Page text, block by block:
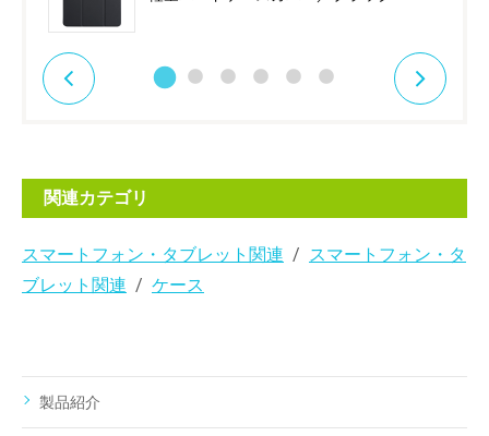
関連カテゴリ
スマートフォン・タブレット関連
スマートフォン・タ
ブレット関連
ケース
製品紹介